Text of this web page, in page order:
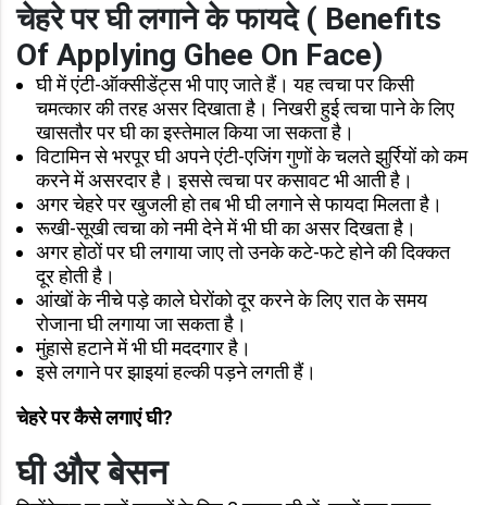
चेहरे पर घी लगाने के फायदे ( Benefits
Of Applying Ghee On Face)
घी में एंटी-ऑक्सीडेंट्स भी पाए जाते हैं। यह त्वचा पर किसी
चमत्कार की तरह असर दिखाता है। निखरी हुई त्वचा पाने के लिए
खासतौर पर घी का इस्तेमाल किया जा सकता है।
विटामिन से भरपूर घी अपने एंटी-एजिंग गुणों के चलते झुर्रियों को कम
करने में असरदार है। इससे त्वचा पर कसावट भी आती है।
अगर चेहरे पर खुजली हो तब भी घी लगाने से फायदा मिलता है।
रूखी-सूखी त्वचा को नमी देने में भी घी का असर दिखता है।
अगर होठों पर घी लगाया जाए तो उनके कटे-फटे होने की दिक्कत
दूर होती है।
आंखों के नीचे पड़े काले घेरोंको दूर करने के लिए रात के समय
रोजाना घी लगाया जा सकता है।
मुंहासे हटाने में भी घी मददगार है।
इसे लगाने पर झाइयां हल्की पड़ने लगती हैं।
चेहरे पर कैसे लगाएं घी?
घी और बेसन